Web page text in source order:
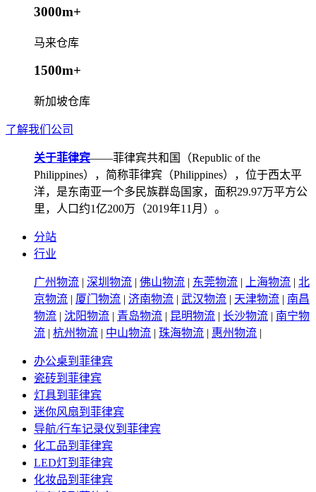
3000m+
马来仓库
1500m+
新加坡仓库
了解我们公司
关于菲律宾——菲律宾共和国（Republic of the
Philippines），简称菲律宾（Philippines），位于西太平
洋，是东南亚一个多民族群岛国家，面积29.97万平方公
里，人口约1亿200万（2019年11月）。
分站
行业
广州物流 | 深圳物流 | 佛山物流 | 东莞物流 | 上海物流 | 北
京物流 | 厦门物流 | 济南物流 | 武汉物流 | 天津物流 | 南昌
物流 | 沈阳物流 | 青岛物流 | 昆明物流 | 长沙物流 | 南宁物
流 | 杭州物流 | 中山物流 | 珠海物流 | 惠州物流 |
办公桌到菲律宾
瓷砖到菲律宾
灯具到菲律宾
迷你风扇到菲律宾
导航/行车记录仪到菲律宾
化工品到菲律宾
LED灯到菲律宾
化妆品到菲律宾